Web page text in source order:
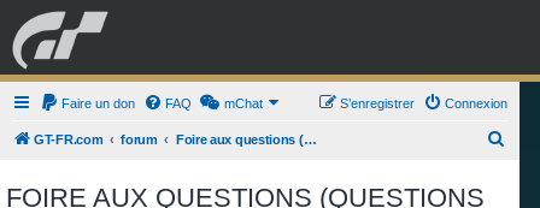
GRAN TURISMO FORUM
ESPORT BOUTIQUE
Faire un don FAQ mChat Connexion
S’enregistrer
GT-FR.com forum Foire aux questions (Questions posées fréquemment)
FOIRE AUX QUESTIONS (QUESTIONS